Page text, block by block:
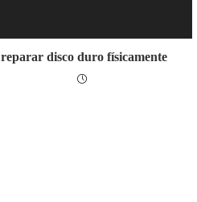
reparar disco duro físicamente